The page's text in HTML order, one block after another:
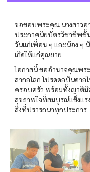
ขอขอบพระคุณ นางสาว
ประกาศนียบัตรวิชาชีพชั้น
วันแก่เพื่อน ๆ และน้อง ๆ
เกิดให้แก่คุณยาย
โอกาสนี้ ขออำนาจคุณพร
สากลโลก โปรดดลบันดา
ครอบครัว พร้อมทั้งญาติ
สุขภาพใจที่สมบูรณ์แข็งแร
สิ่งที่ปรารถนาทุกประการ